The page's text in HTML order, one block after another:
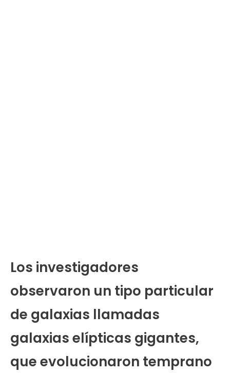
Los investigadores
observaron un tipo particular
de galaxias llamadas
galaxias elípticas gigantes,
que evolucionaron temprano